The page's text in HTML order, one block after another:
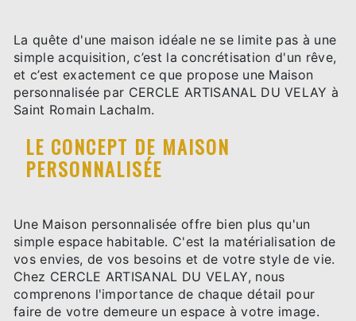
La quête d'une maison idéale ne se limite pas à une
simple acquisition, c’est la concrétisation d'un rêve,
et c’est exactement ce que propose une Maison
personnalisée par CERCLE ARTISANAL DU VELAY à
Saint Romain Lachalm.
LE CONCEPT DE MAISON
PERSONNALISÉE
Une Maison personnalisée offre bien plus qu'un
simple espace habitable. C'est la matérialisation de
vos envies, de vos besoins et de votre style de vie.
Chez CERCLE ARTISANAL DU VELAY, nous
comprenons l'importance de chaque détail pour
faire de votre demeure un espace à votre image.